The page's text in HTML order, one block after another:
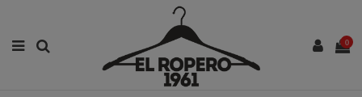
0